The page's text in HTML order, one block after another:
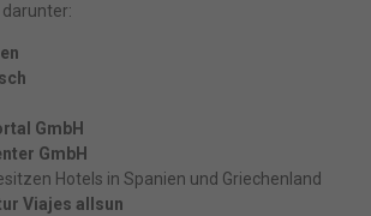
GmbH
GmbH
Hotels in Spanien und Griechenland
Viajes allsun